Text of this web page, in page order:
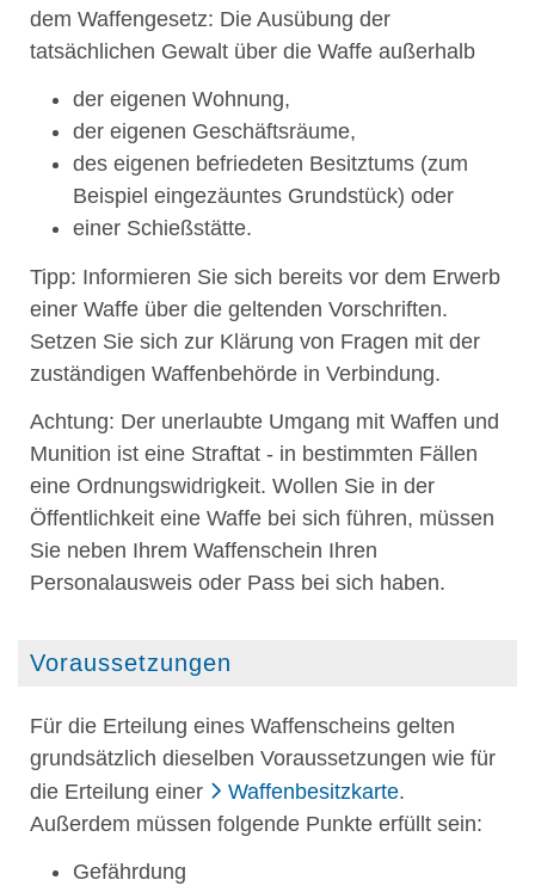
dem Waffengesetz: Die Ausübung der
tatsächlichen Gewalt über die Waffe außerhalb
der eigenen Wohnung,
der eigenen Geschäftsräume,
des eigenen befriedeten Besitztums (zum
Beispiel eingezäuntes Grundstück) oder
einer Schießstätte.
Tipp: Informieren Sie sich bereits vor dem Erwerb
einer Waffe über die geltenden Vorschriften.
Setzen Sie sich zur Klärung von Fragen mit der
zuständigen Waffenbehörde in Verbindung.
Achtung: Der unerlaubte Umgang mit Waffen und
Munition ist eine Straftat - in bestimmten Fällen
eine Ordnungswidrigkeit. Wollen Sie in der
Öffentlichkeit eine Waffe bei sich führen, müssen
Sie neben Ihrem Waffenschein Ihren
Personalausweis oder Pass bei sich haben.
Voraussetzungen
Für die Erteilung eines Waffenscheins gelten
grundsätzlich dieselben Voraussetzungen wie für
die Erteilung einer
Waffenbesitzkarte.
Außerdem müssen folgende Punkte erfüllt sein:
Gefährdung